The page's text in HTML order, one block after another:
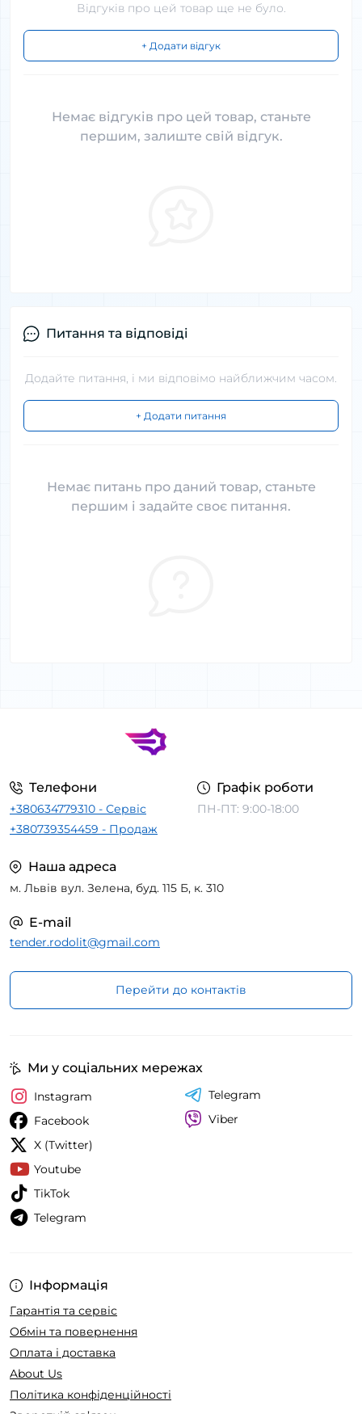
Відгуків про цей товар ще не було.
+ Додати відгук
Немає відгуків про цей товар, станьте
першим, залиште свій відгук.
Питання та відповіді
Додайте питання, і ми відповімо найближчим часом.
+ Додати питання
Немає питань про даний товар, станьте
першим і задайте своє питання.
Телефони
+380634779310 - Сервіс
+380739354459 - Продаж
Графік роботи
ПН-ПТ: 9:00-18:00
Наша адреса
м. Львів вул. Зелена, буд. 115 Б, к. 310
E-mail
tender.rodolit@gmail.com
Перейти до контактів
Інформація
Гарантія та сервіс
Обмін та повернення
Оплата і доставка
About Us
Політика конфіденційності
Ми у соціальних мережах
Instagram
Facebook
X (Twitter)
Youtube
TikTok
Telegram
Telegram
Viber